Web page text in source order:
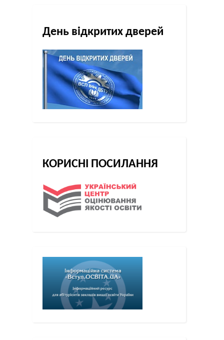
День відкритих дверей
КОРИСНІ ПОСИЛАННЯ